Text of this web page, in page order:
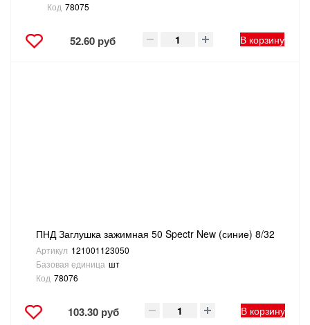
Код 78075
52.60 руб В корзину
ПНД Заглушка зажимная 50 Spectr New (синие) 8/32
Артикул 121001123050
Базовая единица шт
Код 78076
103.30 руб В корзину